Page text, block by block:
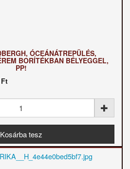
ÓCEÁNÁTREPÜLÉS,
BORÍTÉKBAN BÉLYEGGEL,
PP!